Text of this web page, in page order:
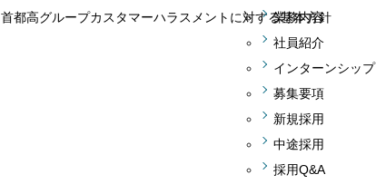
首都高グループカスタマーハラスメントに対する基本方針
業務内容
社員紹介
インターンシップ
募集要項
新規採用
中途採用
採用Q&A